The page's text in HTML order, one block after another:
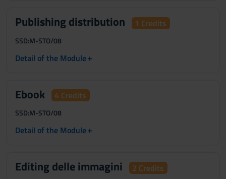
Publishing distribution 1 Credits
SSD:M-STO/08
Detail of the Module+
Ebook 4 Credits
SSD:M-STO/08
Detail of the Module+
Editing delle immagini 2 Credits